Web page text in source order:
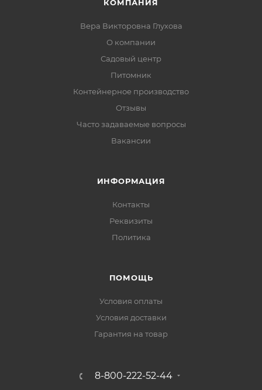
КОМПАНИЯ
Вера Викторовна Глухова
О компании
Садовый центр
Питомник
Контейнерное производство
Отзывы
Часто задаваемые вопросы
Вакансии
ИНФОРМАЦИЯ
Контакты
Реквизиты
Политика
ПОМОЩЬ
Условия оплаты
Условия доставки
Гарантия на товар
8-800-222-52-44